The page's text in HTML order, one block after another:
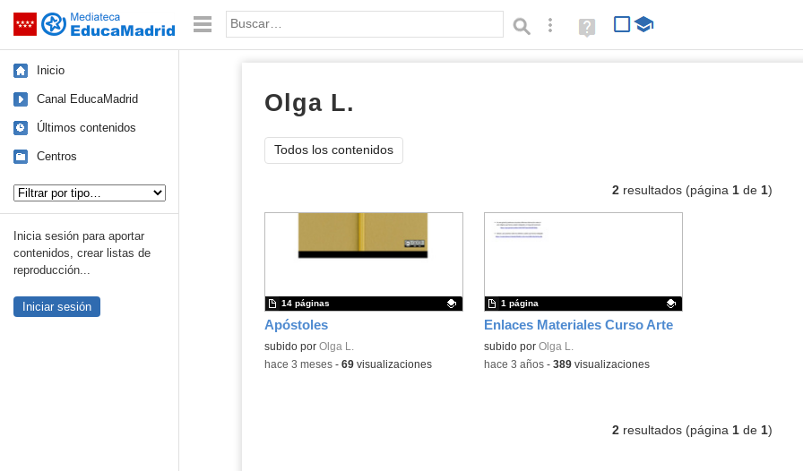
Saltar navegación Palabra o frase: Búsqueda avanzada
Ayuda
(en
Inicio
Canal EducaMadrid
Últimos contenidos
Centros
Inicia sesión para aportar
contenidos, crear listas de
reproducción...
Iniciar sesión
Olga L.
Todos los contenidos
2resultados (página 1de 1)
Apóstoles
Contenido educativo.
subido por Olga L.
14 páginas
-hace 3 meses- 69visualizaciones
Enlaces Materiales Curso Arte
Contenido educativo.
subido por Olga L.
1 página
-hace 3 años- 389visualizaciones
2resultados (página 1de 1)